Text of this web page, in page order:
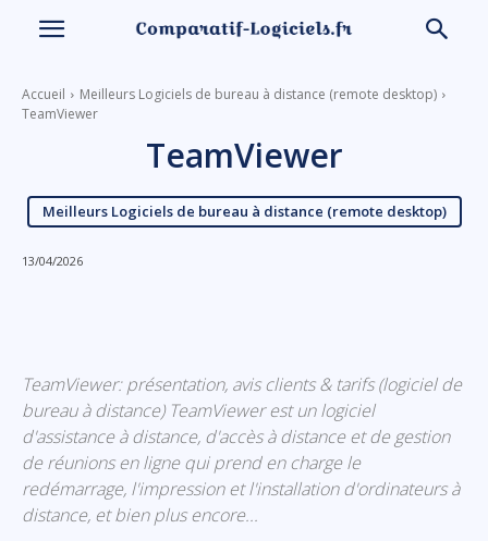
Accueil
Meilleurs Logiciels de bureau à distance (remote desktop)
TeamViewer
TeamViewer
Meilleurs Logiciels de bureau à distance (remote desktop)
13/04/2026
TeamViewer: présentation, avis clients & tarifs (logiciel de
bureau à distance) TeamViewer est un logiciel
d'assistance à distance, d'accès à distance et de gestion
de réunions en ligne qui prend en charge le
redémarrage, l'impression et l'installation d'ordinateurs à
distance, et bien plus encore...